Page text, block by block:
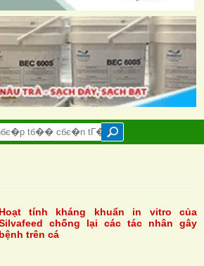
Hoạt tính kháng khuẩn in vitro của
chống lại các tác nhân gây
bệnh trên cá